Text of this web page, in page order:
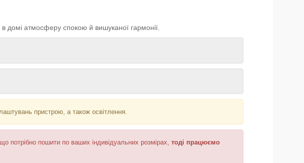
домі атмосферу спокою й вишуканої гармонії.
пристрою, а також освітлення.
потрібно пошити по ваших індивідуальних розмірах, тоді працюємо